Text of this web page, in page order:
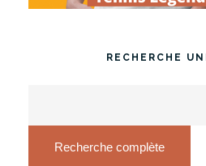
RECHERCHE
Recherche complète